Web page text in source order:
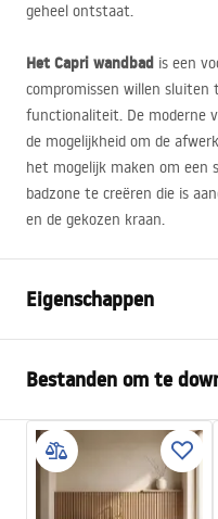
geheel ontstaat.
Het Capri wandbad is een
compromissen willen sluiten
functionaliteit. De moderne
de mogelijkheid om de
het mogelijk maken om een
badzone te creëren die is
en de gekozen kraan.
Eigenschappen
Kleur
Materiaal
Lengte
Breedte
Bestanden om te
Manual